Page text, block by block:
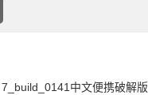
中文便携破解版